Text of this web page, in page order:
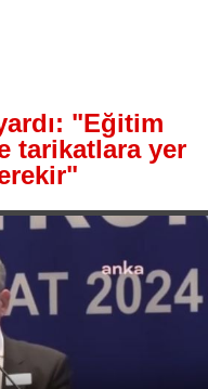
"Eğitim
tarikatlara yer